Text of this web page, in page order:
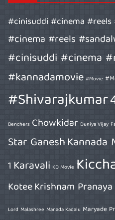
#cinisuddi #cinema #reels
#cinema #reels
#cinisuddi #cinema
#kannadamovie #Movie
#Shivarajkumar
Benchers Chowkidar Duniya Vijay
Star GaneshKannada
1 Karavali KD Movie
KoteeKrishnam
Lord Malashree Manada Kadalu Maryade